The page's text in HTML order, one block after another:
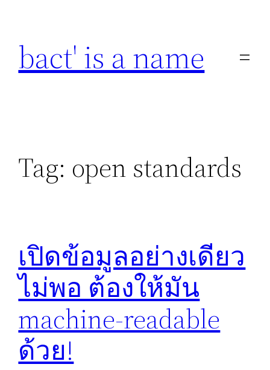
content
bact' is a name
Tag: open standards
เปิดข้อมูลอย่างเดียว
ไม่พอ ต้องให้มัน
machine-readable
ด้วย!